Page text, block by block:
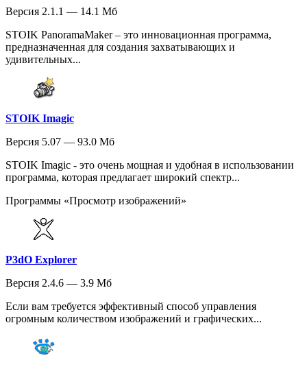
Версия 2.1.1 — 14.1 Мб
STOIK PanoramaMaker – это инновационная программа,
предназначенная для создания захватывающих и
удивительных...
STOIK Imagic
Версия 5.07 — 93.0 Мб
STOIK Imagic - это очень мощная и удобная в использовании
программа, которая предлагает широкий спектр...
Программы «Просмотр изображений»
P3dO Explorer
Версия 2.4.6 — 3.9 Мб
Если вам требуется эффективный способ управления
огромным количеством изображений и графических...